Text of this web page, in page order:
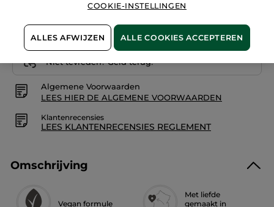
Bezorging vanaf
14/08
Veilige betaling
Niet tevreden? Geld terug!
Algemene Voorwaarden
LEES HIER DE ALGEMENE VOORWAARDEN
Klantenrecensies
LEES KLANTENRECENSIES REGLEMENT
Omschrijving
Vegan formule
Met liefde
gemaakt in
COOKIE-INSTELLINGEN
ALLES AFWIJZEN ALLE COOKIES ACCEPTEREN